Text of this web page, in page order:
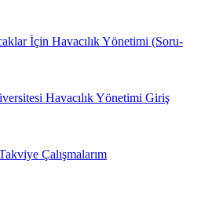
İçin Havacılık Yönetimi (Soru-
Havacılık Yönetimi Giriş
Çalışmalarım